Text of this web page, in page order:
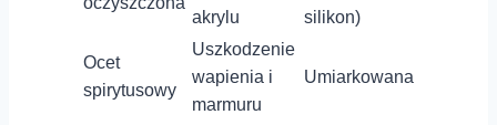
akrylu
silikon)
Ocet
spirytusowy
Uszkodzenie
wapienia i
marmuru
Umiarkowana